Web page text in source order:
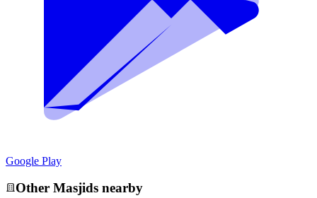
Google Play
Other Masjids nearby